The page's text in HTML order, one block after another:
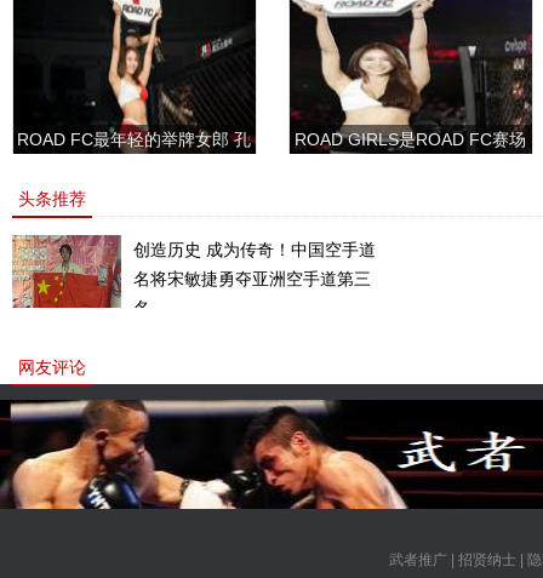
ROAD FC最年轻的举牌女郎 孔
ROAD GIRLS是ROAD FC赛场
头条推荐
创造历史 成为传奇！中国空手道
名将宋敏捷勇夺亚洲空手道第三
名。
网友评论
武者推广| 招贤纳士|